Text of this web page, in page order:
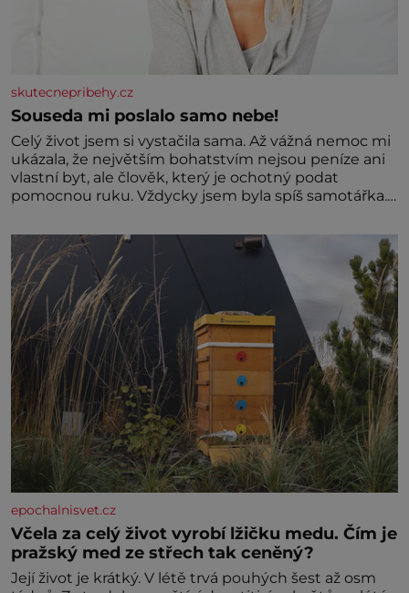
skutecnepribehy.cz
Souseda mi poslalo samo nebe!
Celý život jsem si vystačila sama. Až vážná nemoc mi
ukázala, že největším bohatstvím nejsou peníze ani
vlastní byt, ale člověk, který je ochotný podat
pomocnou ruku. Vždycky jsem byla spíš samotářka.
ani partnera. Stačily mi knihy, práce a hlavně klid.
Hned po studiích jsem odešla z rodného města,
epochalnisvet.cz
Včela za celý život vyrobí lžičku medu. Čím je
pražský med ze střech tak ceněný?
Její život je krátký. V létě trvá pouhých šest až osm